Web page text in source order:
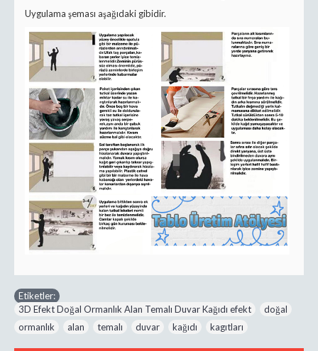
Uygulama şeması aşağıdaki gibidir.
Etiketler:
3D Efekt Doğal Ormanlık Alan Temalı Duvar Kağıdı efekt
doğal
ormanlık
alan temalı duvar kağıdı kagıtları